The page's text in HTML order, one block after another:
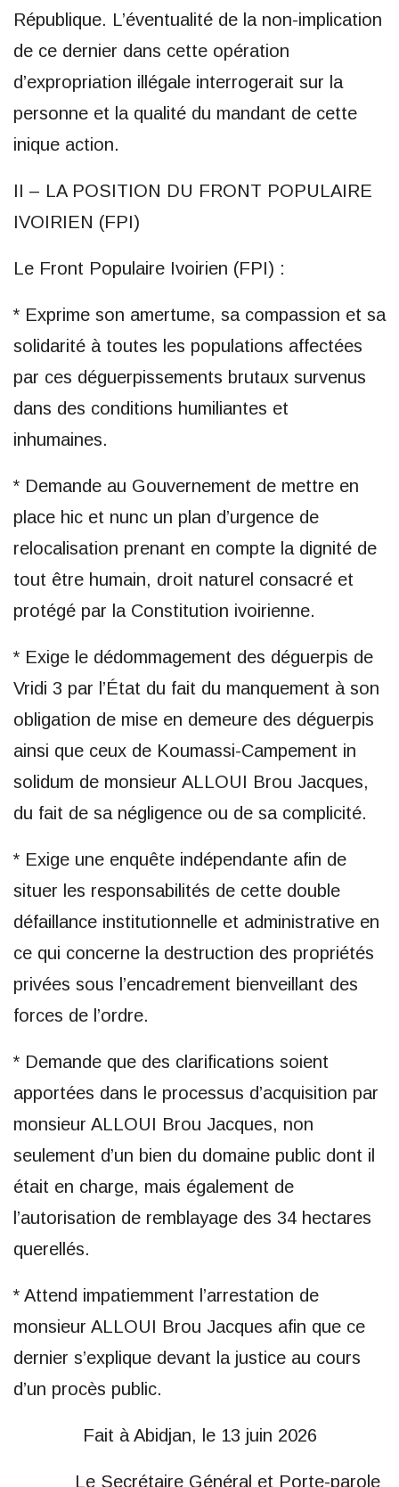
République. L’éventualité de la non-implication
de ce dernier dans cette opération
d’expropriation illégale interrogerait sur la
personne et la qualité du mandant de cette
inique action.
II – LA POSITION DU FRONT POPULAIRE
IVOIRIEN (FPI)
Le Front Populaire Ivoirien (FPI) :
* Exprime son amertume, sa compassion et sa
solidarité à toutes les populations affectées
par ces déguerpissements brutaux survenus
dans des conditions humiliantes et
inhumaines.
* Demande au Gouvernement de mettre en
place hic et nunc un plan d’urgence de
relocalisation prenant en compte la dignité de
tout être humain, droit naturel consacré et
protégé par la Constitution ivoirienne.
* Exige le dédommagement des déguerpis de
Vridi 3 par l’État du fait du manquement à son
obligation de mise en demeure des déguerpis
ainsi que ceux de Koumassi-Campement in
solidum de monsieur ALLOUI Brou Jacques,
du fait de sa négligence ou de sa complicité.
* Exige une enquête indépendante afin de
situer les responsabilités de cette double
défaillance institutionnelle et administrative en
ce qui concerne la destruction des propriétés
privées sous l’encadrement bienveillant des
forces de l’ordre.
* Demande que des clarifications soient
apportées dans le processus d’acquisition par
monsieur ALLOUI Brou Jacques, non
seulement d’un bien du domaine public dont il
était en charge, mais également de
l’autorisation de remblayage des 34 hectares
querellés.
* Attend impatiemment l’arrestation de
monsieur ALLOUI Brou Jacques afin que ce
dernier s’explique devant la justice au cours
d’un procès public.
Fait à Abidjan, le 13 juin 2026
Le Secrétaire Général et Porte-parole